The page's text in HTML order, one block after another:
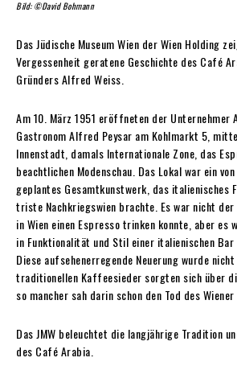
Bild: ©David Bohmann
Das Jüdische Museum Wien der Wien Holding
Vergessenheit geratene Geschichte des Café
Gründers Alfred Weiss.
Am 10. März 1951 eröffneten der Unternehmer
Gastronom Alfred Peysar am Kohlmarkt 5,
Innenstadt, damals Internationale Zone, das
beachtlichen Modenschau. Das Lokal war ein
geplantes Gesamtkunstwerk, das italienisches
triste Nachkriegswien brachte. Es war nicht
in Wien einen Espresso trinken konnte, aber es
in Funktionalität und Stil einer italienischen Bar
Diese aufsehenerregende Neuerung wurde
traditionellen Kaffeesieder sorgten sich über
so mancher sah darin schon den Tod des
Das JMW beleuchtet die langjährige Tradition
des Café Arabia.